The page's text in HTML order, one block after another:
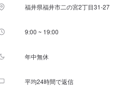
福井県福井市二の宮2丁目31-27
9:00 ~ 19:00
年中無休
平均24時間で返信